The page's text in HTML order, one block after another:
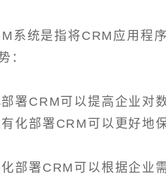
系统是指将CRM应用程
：
署CRM可以提高企业对
化部署CRM可以更好地
部署CRM可以根据企业